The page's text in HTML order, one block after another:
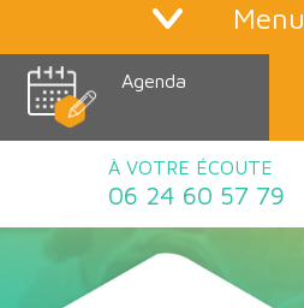
Menu
Agenda
À VOTRE ÉCOUTE
06 24 60 57 79